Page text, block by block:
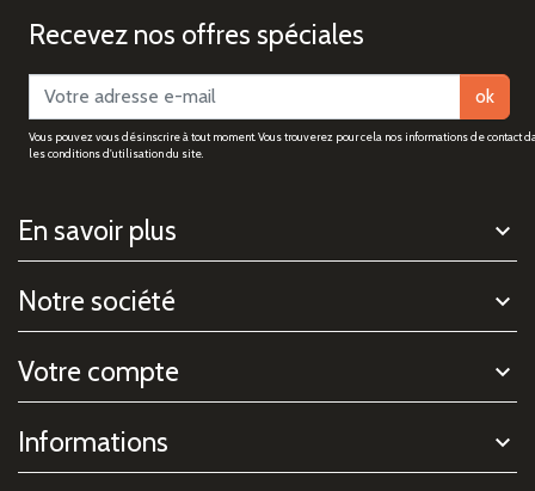
Recevez nos offres spéciales
ok
Vous pouvez vous désinscrire à tout moment. Vous trouverez pour cela nos informations de contact
les conditions d'utilisation du site.
En savoir plus
Notre société
Votre compte
Informations